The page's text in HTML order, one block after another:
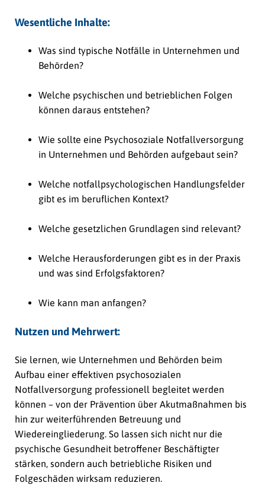
Wesentliche Inhalte:
Was sind typische Notfälle in Unternehmen und
Behörden?
Welche psychischen und betrieblichen Folgen
können daraus entstehen?
Wie sollte eine Psychosoziale Notfallversorgung
in Unternehmen und Behörden aufgebaut sein?
Welche notfallpsychologischen Handlungsfelder
gibt es im beruflichen Kontext?
Welche gesetzlichen Grundlagen sind relevant?
Welche Herausforderungen gibt es in der Praxis
und was sind Erfolgsfaktoren?
Wie kann man anfangen?
Nutzen und Mehrwert:
Sie lernen, wie Unternehmen und Behörden beim
Aufbau einer effektiven psychosozialen
Notfallversorgung professionell begleitet werden
können – von der Prävention über Akutmaßnahmen bis
hin zur weiterführenden Betreuung und
Wiedereingliederung. So lassen sich nicht nur die
psychische Gesundheit betroffener Beschäftigter
stärken, sondern auch betriebliche Risiken und
Folgeschäden wirksam reduzieren.